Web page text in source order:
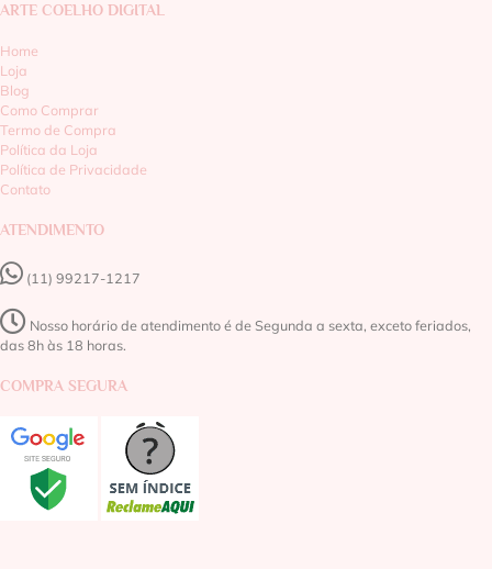
ARTE COELHO DIGITAL
Home
Loja
Blog
Como Comprar
Termo de Compra
Política da Loja
Política de Privacidade
Contato
ATENDIMENTO
(11) 99217-1217‬
Nosso horário de atendimento é de Segunda a sexta, exceto feriados,
das 8h às 18 horas.
COMPRA SEGURA